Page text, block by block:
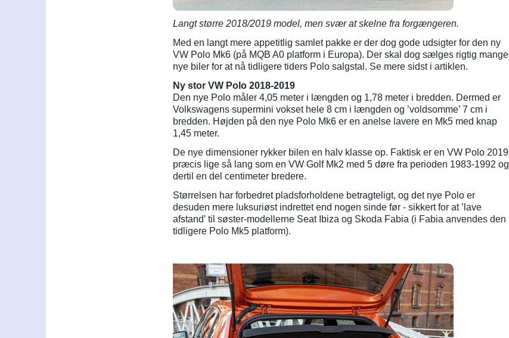
Langt større 2018/2019 model, men svær at skelne fra forgængeren.
Med en langt mere appetitlig samlet pakke er der dog gode udsigter for den ny
VW Polo Mk6 (på MQB A0 platform i Europa). Der skal dog sælges rigtig mange
nye biler for at nå tidligere tiders Polo salgstal. Se mere sidst i artiklen.
Ny stor VW Polo 2018-2019
Den nye Polo måler 4,05 meter i længden og 1,78 meter i bredden. Dermed er
Volkswagens supermini vokset hele 8 cm i længden og ’voldsomme’ 7 cm i
bredden. Højden på den nye Polo Mk6 er en anelse lavere en Mk5 med knap
1,45 meter.
De nye dimensioner rykker bilen en halv klasse op. Faktisk er en VW Polo 2019
præcis lige så lang som en VW Golf Mk2 med 5 døre fra perioden 1983-1992 og
dertil en del centimeter bredere.
Størrelsen har forbedret pladsforholdene betragteligt, og det nye Polo er
desuden mere luksuriøst indrettet end nogen sinde før - sikkert for at ’lave
afstand’ til søster-modellerne Seat Ibiza og Skoda Fabia (i Fabia anvendes den
tidligere Polo Mk5 platform).